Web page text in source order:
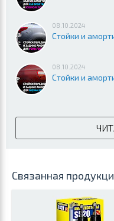
08.10.2024
Стойки и
08.10.2024
Стойки и
Связанная